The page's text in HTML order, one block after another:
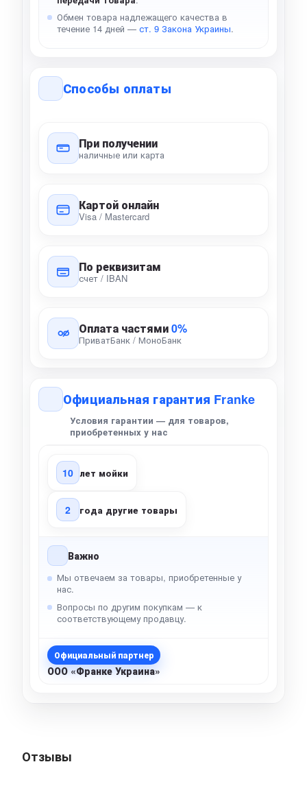
Обмен товара надлежащего качества в
течение 14 дней — ст. 9 Закона Украины.
Способы оплаты
При получении
наличные или карта
Картой онлайн
Visa / Mastercard
По реквизитам
счет / IBAN
Оплата частями0%
ПриватБанк / МоноБанк
Официальная гарантия Franke
Условия гарантии — для товаров,
приобретенных у нас
10 лет мойки
2 года другие товары
Важно
Мы отвечаем за товары, приобретенные у
нас.
Вопросы по другим покупкам — к
соответствующему продавцу.
Официальный партнер
ООО «Франке Украина»
Отзывы